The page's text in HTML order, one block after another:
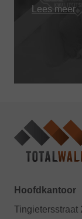
Lees meer
Hoofdkantoor
Tingietersstraat